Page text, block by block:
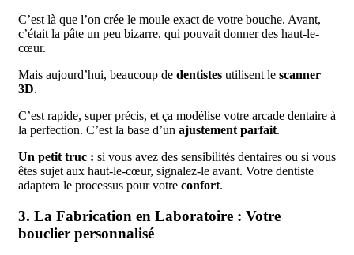
C’est là que l’on crée le moule exact de votre bouche. Avant,
c’était la pâte un peu bizarre, qui pouvait donner des haut-le-
cœur.
Mais aujourd’hui, beaucoup de dentistes utilisent le scanner
3D.
C’est rapide, super précis, et ça modélise votre arcade dentaire à
la perfection. C’est la base d’un ajustement parfait.
Un petit truc : si vous avez des sensibilités dentaires ou si vous
êtes sujet aux haut-le-cœur, signalez-le avant. Votre dentiste
adaptera le processus pour votre confort.
3. La Fabrication en Laboratoire : Votre
bouclier personnalisé